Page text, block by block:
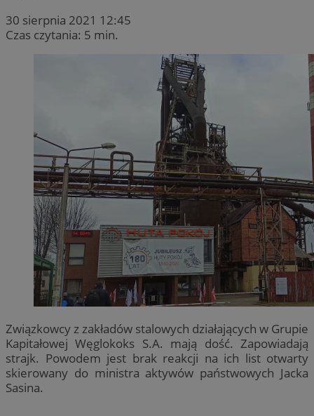
30 sierpnia 2021 12:45
Czas czytania: 5 min.
Związkowcy z zakładów stalowych działających w Grupie
Kapitałowej Węglokoks S.A. mają dość. Zapowiadają
strajk. Powodem jest brak reakcji na ich list otwarty
skierowany do ministra aktywów państwowych Jacka
Sasina.